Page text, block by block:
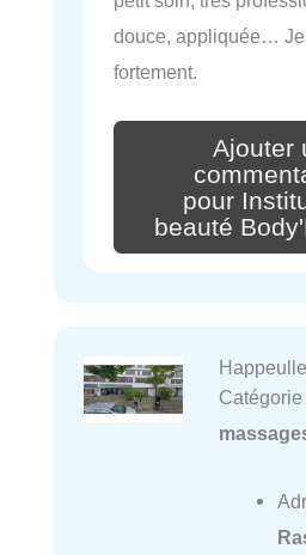
douce, appliquée… Je
fortement.
Ajouter
pour
beauté
Happeulle
Catégorie